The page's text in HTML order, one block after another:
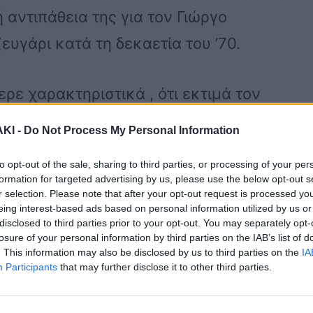
- Do Not Process My Personal Information
opt-out of the sale, sharing to third parties, or processing of your
for targeted advertising by us, please use the below opt-out
selection. Please note that after your opt-out request is processed
interest-based ads based on personal information utilized by us
to third parties prior to your opt-out. You may separately
of your personal information by third parties on the IAB’s list of
This information may also be disclosed by us to third parties on the
Participants that may further disclose it to other third parties.
της για τον Γιώργο
κατά τη δεκαετία του ’70.
χαρακτηριστικά , ότι εκτιμά τον
δεν τρέφει καλά αισθήματα για
Γιώργο Νταλάρα»
που ήταν ζευγάρι με
’70, αποκάλυψε την προσωπική
παράλληλα ότι τον σέβεται ως